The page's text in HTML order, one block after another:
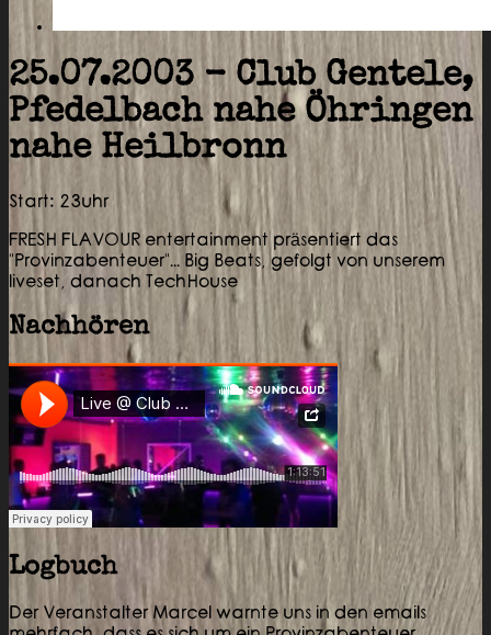
25.07.2003 - Club Gentele,
Pfedelbach nahe Öhringen
nahe Heilbronn
Start: 23uhr
FRESH FLAVOUR entertainment präsentiert das
"Provinzabenteuer"... Big Beats, gefolgt von unserem
liveset, danach TechHouse
Nachhören
Logbuch
Der Veranstalter Marcel warnte uns in den emails